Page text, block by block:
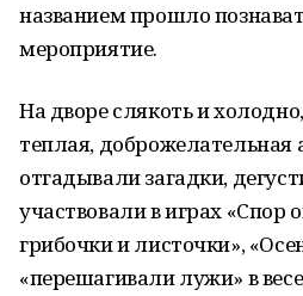
названием прошло
мероприятие.
На дворе слякоть и
теплая, доброжелательная
отгадывали загадки,
участвовали в играх «Спор
грибочки и листочки»,
«перешагивали лужи» в